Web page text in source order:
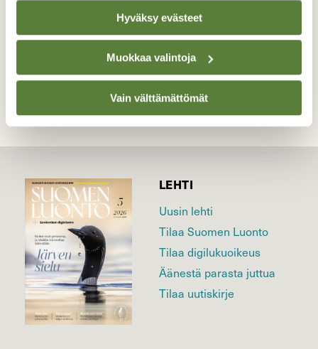
Hyväksy evästeet
Muokkaa valintoja
Vain välttämättömät
TAKAISIN LISTAAN
LEHTI
Uusin lehti
Tilaa Suomen Luonto
Tilaa digilukuoikeus
Äänestä parasta juttua
Tilaa uutiskirje